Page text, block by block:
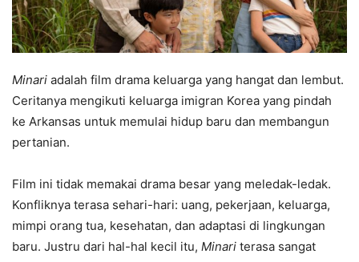
Minari adalah film drama keluarga yang hangat dan lembut.
Ceritanya mengikuti keluarga imigran Korea yang pindah
ke Arkansas untuk memulai hidup baru dan membangun
pertanian.
Film ini tidak memakai drama besar yang meledak-ledak.
Konfliknya terasa sehari-hari: uang, pekerjaan, keluarga,
mimpi orang tua, kesehatan, dan adaptasi di lingkungan
baru. Justru dari hal-hal kecil itu, Minari terasa sangat